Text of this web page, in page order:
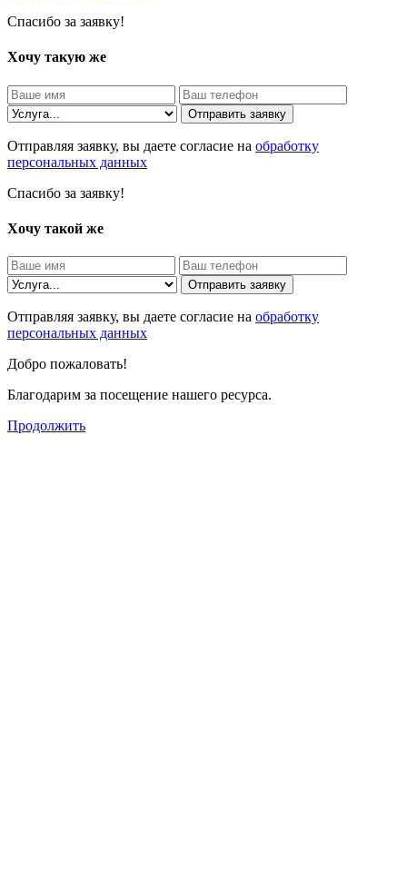
Спасибо за заявку!
Хочу такую же
Отправить заявку
Отправляя заявку, вы даете согласие на обработку
персональных данных
Спасибо за заявку!
Хочу такой же
Отправить заявку
Отправляя заявку, вы даете согласие на обработку
персональных данных
Добро пожаловать!
Благодарим за посещение нашего ресурса.
Продолжить